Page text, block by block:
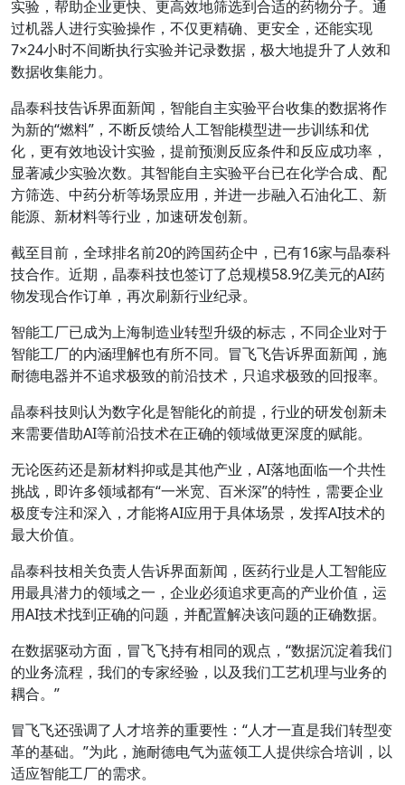
实验，帮助企业更快、更高效地筛选到合适的药物分子。通
过机器人进行实验操作，不仅更精确、更安全，还能实现
7×24小时不间断执行实验并记录数据，极大地提升了人效和
数据收集能力。
晶泰科技告诉界面新闻，智能自主实验平台收集的数据将作
为新的“燃料”，不断反馈给人工智能模型进一步训练和优
化，更有效地设计实验，提前预测反应条件和反应成功率，
显著减少实验次数。其智能自主实验平台已在化学合成、配
方筛选、中药分析等场景应用，并进一步融入石油化工、新
能源、新材料等行业，加速研发创新。
截至目前，全球排名前20的跨国药企中，已有16家与晶泰科
技合作。近期，晶泰科技也签订了总规模58.9亿美元的AI药
物发现合作订单，再次刷新行业纪录。
智能工厂已成为上海制造业转型升级的标志，不同企业对于
智能工厂的内涵理解也有所不同。冒飞飞告诉界面新闻，施
耐德电器并不追求极致的前沿技术，只追求极致的回报率。
晶泰科技则认为数字化是智能化的前提，行业的研发创新未
来需要借助AI等前沿技术在正确的领域做更深度的赋能。
无论医药还是新材料抑或是其他产业，AI落地面临一个共性
挑战，即许多领域都有“一米宽、百米深”的特性，需要企业
极度专注和深入，才能将AI应用于具体场景，发挥AI技术的
最大价值。
晶泰科技相关负责人告诉界面新闻，医药行业是人工智能应
用最具潜力的领域之一，企业必须追求更高的产业价值，运
用AI技术找到正确的问题，并配置解决该问题的正确数据。
在数据驱动方面，冒飞飞持有相同的观点，“数据沉淀着我们
的业务流程，我们的专家经验，以及我们工艺机理与业务的
耦合。”
冒飞飞还强调了人才培养的重要性：“人才一直是我们转型变
革的基础。”为此，施耐德电气为蓝领工人提供综合培训，以
适应智能工厂的需求。